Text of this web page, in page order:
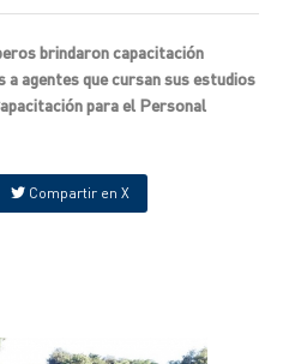
brindaron capacitación
agentes que cursan sus estudios
para el Personal
Compartir en X